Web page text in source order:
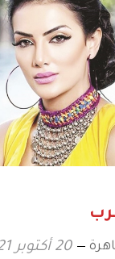
20 أكتوبر 2021